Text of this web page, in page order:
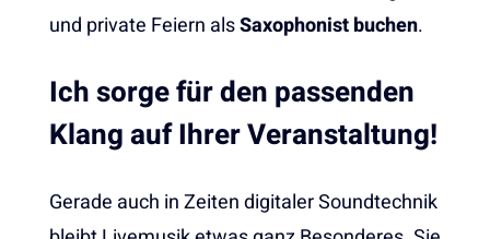
und private Feiern alsSaxophonist buchen.
Ich sorge für den passenden
Klang auf Ihrer Veranstaltung!
Gerade auch in Zeiten digitaler Soundtechnik